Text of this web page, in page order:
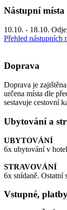
Nástupní místa
10.10. - 18.10.
Přehled nástupních
Doprava
Doprava je
určena místa dle
sestavuje cestovní
Ubytování a
UBYTOVÁNÍ
6x ubytování v
STRAVOVÁNÍ
6x snídaně. Ostatní
Vstupné,